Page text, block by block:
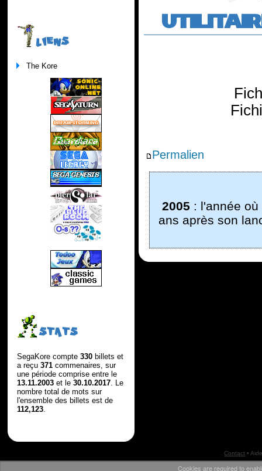
Permalien
2005 : l'année
ans après son
LIENS
The Kore
STATS
SegaKore compte 330billets et
a reçu 371commenaires, sur
une période comprise entre le
13.11.2003et le 30.10.2017. Le
nombre total de mots sur
l'ensemble des billets est de
112,123.
Contact •
Cookies are required to